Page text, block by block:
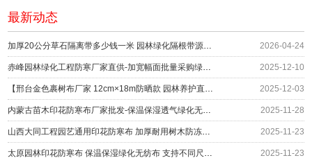
最新动态
2026-04-24
2025-12-10
2025-12-03
2025-11-28
2025-11-23
2025-11-23